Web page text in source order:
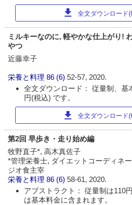
download 全文ダウンロード
ミルキーなのに, 軽やかな仕上がり!
やつ
近藤幸子
栄養と料理 86 (6)52-57, 2020.
全文ダウンロード： 従量制、基
円(税込) です。
download 全文ダウンロード
第2回 早歩き・走り始め編
牧野直子*, 高木真佐子
*管理栄養士, ダイエットコーディネ
ジオ食主宰
栄養と料理 86 (6)58-61, 2020.
アブストラクト： 従量制は110
は基本料金に含まれます。